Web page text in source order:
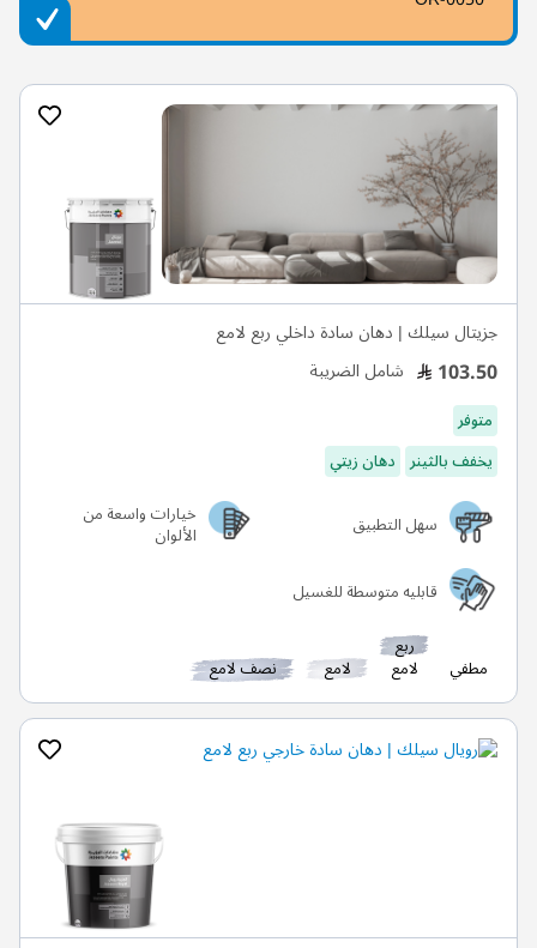
جزيتال سيلك | دهان سادة داخلي ربع لامع
103.50 شامل الضريبة
متوفر
يخفف بالثينر دهان زيتي
سهل التطبيق
خيارات واسعة من
الألوان
قابليه متوسطة للغسيل
مطفي
ربع
لامع لامع نصف لامع